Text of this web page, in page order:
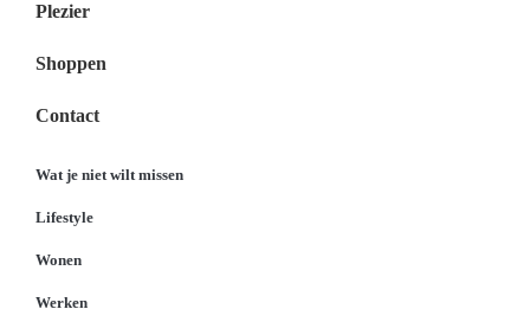
Plezier
Shoppen
Contact
Wat je niet wilt missen
Lifestyle
Wonen
Werken